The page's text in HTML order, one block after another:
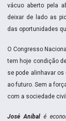
vácuo aberto pela
deixar de lado as
das oportunidades
O Congresso
tem hoje condição
se pode alinhavar
ao futuro. Sem a
com a sociedade
José Aníbalé